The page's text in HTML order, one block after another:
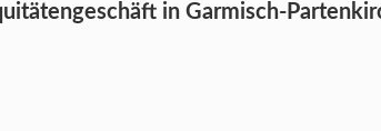
in Garmisch-